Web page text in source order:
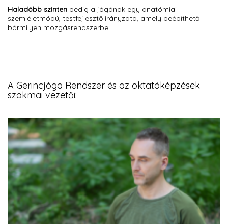
Haladóbb szinten pedig a jógának egy anatómiai
szemléletmódú, testfejlesztő irányzata, amely beépíthető
bármilyen mozgásrendszerbe.
A Gerincjóga Rendszer és az oktatóképzések
szakmai vezetői: